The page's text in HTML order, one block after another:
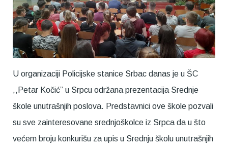
U organizaciji Policijske stanice Srbac danas je u ŠC
,,Petar Kočić” u Srpcu održana prezentacija Srednje
škole unutrašnjih poslova. Predstavnici ove škole pozvali
su sve zainteresovane srednjoškolce iz Srpca da u što
većem broju konkurišu za upis u Srednju školu unutrašnjih